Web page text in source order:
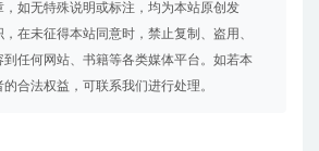
，如无特殊说明或标注，均为本站原创发
在未征得本站同意时，禁止复制、盗用、
任何网站、书籍等各类媒体平台。如若本
合法权益，可联系我们进行处理。